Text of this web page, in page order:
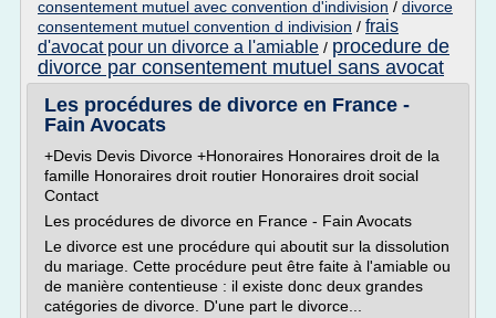
consentement mutuel avec convention d'indivision / divorce
consentement mutuel convention d indivision / frais
d'avocat pour un divorce a l'amiable / procedure de
divorce par consentement mutuel sans avocat
Les procédures de divorce en France -
Fain Avocats
+Devis Devis Divorce +Honoraires Honoraires droit de la
famille Honoraires droit routier Honoraires droit social
Contact
Les procédures de divorce en France - Fain Avocats
Le divorce est une procédure qui aboutit sur la dissolution
du mariage. Cette procédure peut être faite à l'amiable ou
de manière contentieuse : il existe donc deux grandes
catégories de divorce. D'une part le divorce...